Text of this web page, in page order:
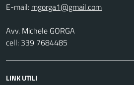
E-mail:
Avv. Michele GORGA
cell: 339 7684485
LINK UTILI